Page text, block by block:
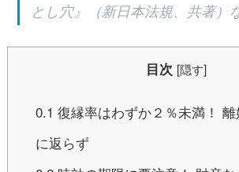
とし穴』（新日本法規、共著）
目次 [隠す]
0.1 復縁率はわずか２％未満！
に返らず